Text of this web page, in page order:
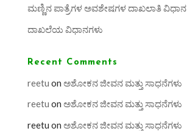
ಮಣ್ಣಿನ ಪಾತ್ರೆಗಳ ಅವಶೇಷಗಳ ದಾಖಲಾತಿ ವಿಧಾನ
ದಾಖಲೆಯ ವಿಧಾನಗಳು
Recent Comments
reetu on ಅಶೋಕನ ಜೀವನ ಮತ್ತು ಸಾಧನೆಗಳು
reetu on ಅಶೋಕನ ಜೀವನ ಮತ್ತು ಸಾಧನೆಗಳು
reetu on ಅಶೋಕನ ಜೀವನ ಮತ್ತು ಸಾಧನೆಗಳು